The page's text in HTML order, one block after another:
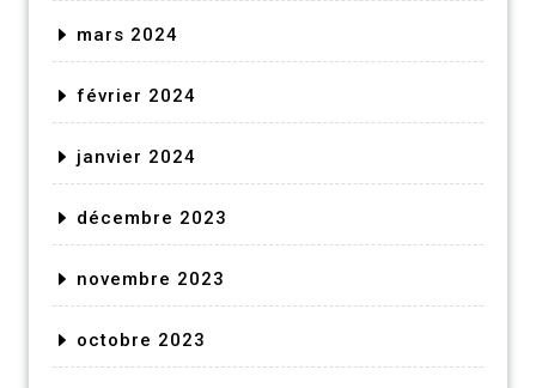
mars 2024
février 2024
janvier 2024
décembre 2023
novembre 2023
octobre 2023